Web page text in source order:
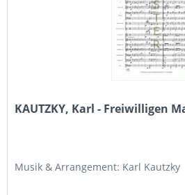
KAUTZKY, Karl - Freiwilligen
Musik & Arrangement: Karl Kautzky